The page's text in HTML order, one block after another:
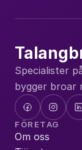
Specialister
bygger broar
FÖRETAG
Om oss